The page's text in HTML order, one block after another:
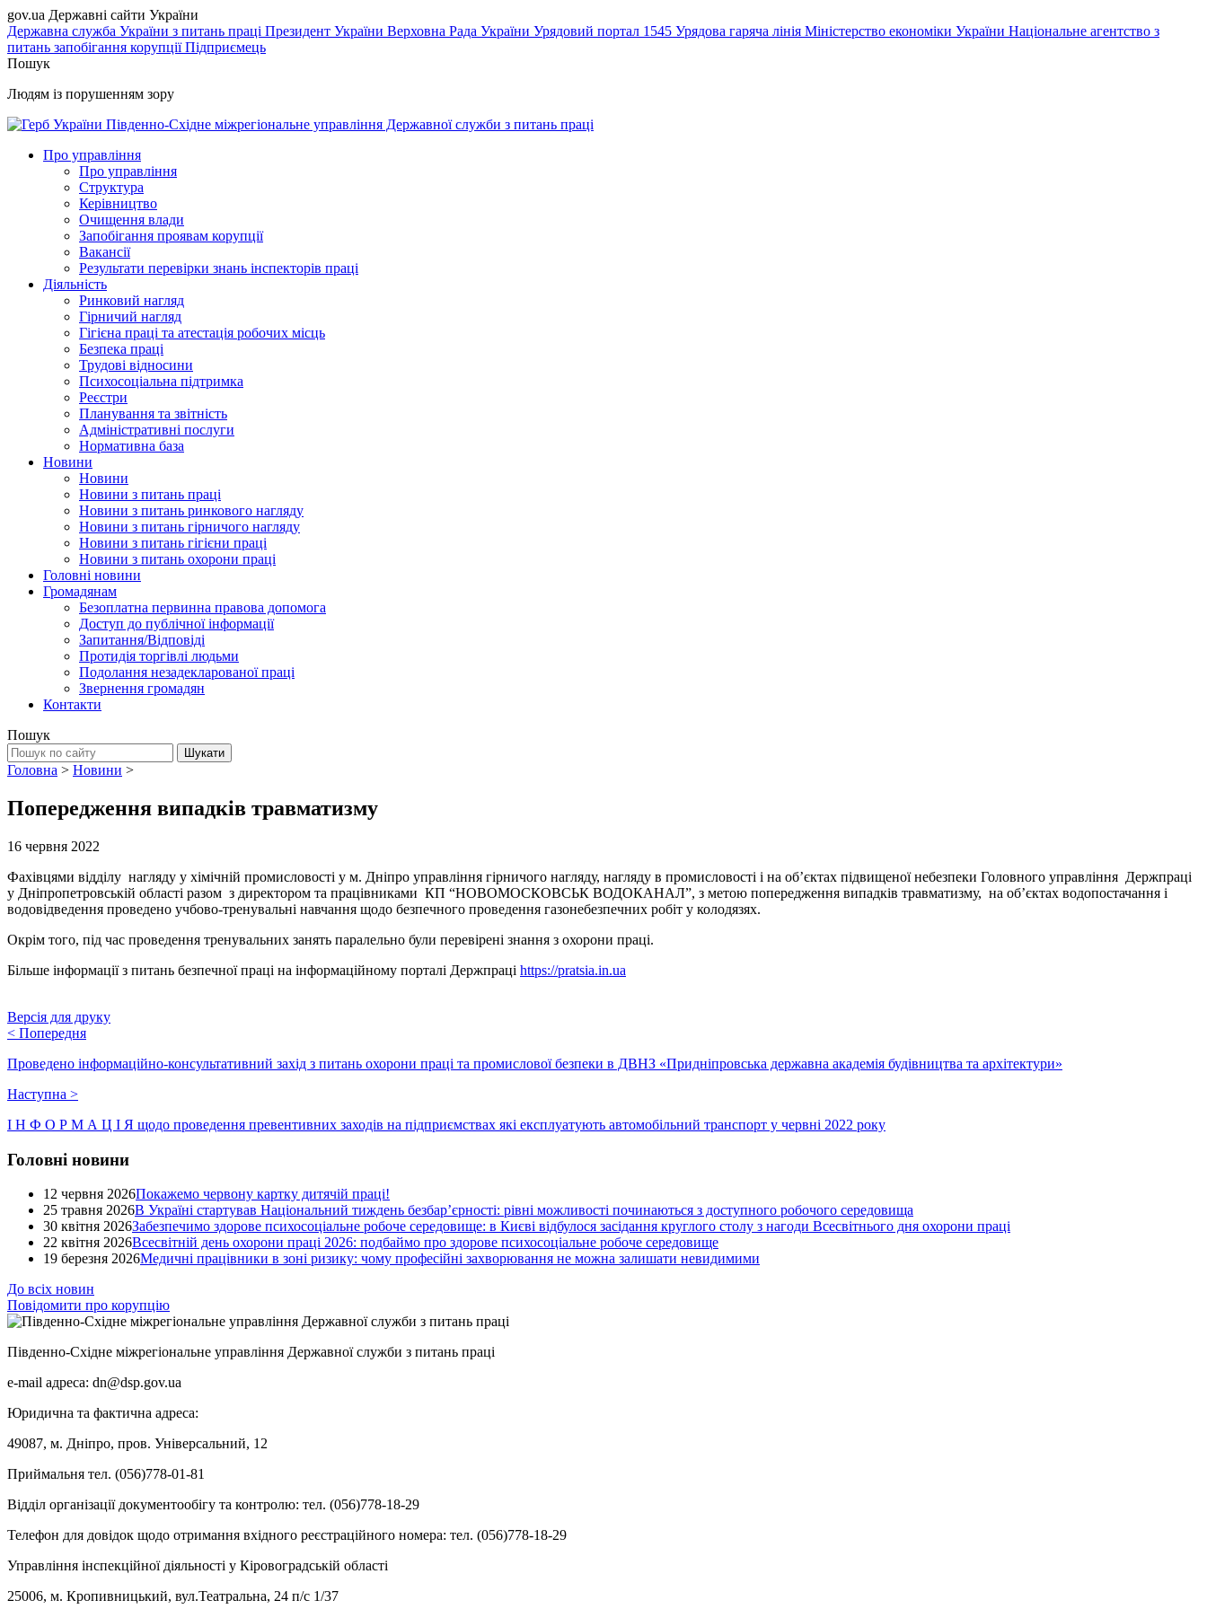
gov.ua Державні сайти України
Державна служба України з питань праці Президент України Верховна Рада України Урядовий портал 1545 Урядова гаряча лінія Міністерство економіки України Національне агентство з
питань запобігання корупціїПідприємець
Пошук
Людям із порушенням зору
Південно-Східне міжрегіональне управління Державної служби з питань праці
Про управління
Про управління
Структура
Керівництво
Очищення влади
Запобігання проявам корупції
Вакансії
Результати перевірки знань інспекторів праці
Діяльність
Ринковий нагляд
Гірничий нагляд
Гігієна праці та атестація робочих місць
Безпека праці
Трудові відносини
Психосоціальна підтримка
Реєстри
Планування та звітність
Адміністративні послуги
Нормативна база
Новини
Новини
Новини з питань праці
Новини з питань ринкового нагляду
Новини з питань гірничого нагляду
Новини з питань гігієни праці
Новини з питань охорони праці
Головні новини
Громадянам
Безоплатна первинна правова допомога
Доступ до публічної інформації
Запитання/Відповіді
Протидія торгівлі людьми
Подолання незадекларованої праці
Звернення громадян
Контакти
Пошук
Головна > Новини >
Попередження випадків травматизму
16 червня 2022
Фахівцями відділу нагляду у хімічній промисловості у м. Дніпро управління гірничого нагляду, нагляду в промисловості і на об’єктах підвищеної небезпеки Головного управління Держпраці
у Дніпропетровській області разом з директором та працівниками КП “НОВОМОСКОВСЬК ВОДОКАНАЛ”, з метою попередження випадків травматизму, на об’єктах водопостачання і
водовідведення проведено учбово-тренувальні навчання щодо безпечного проведення газонебезпечних робіт у колодязях.
Окрім того, під час проведення тренувальних занять паралельно були перевірені знання з охорони праці.
Більше інформації з питань безпечної праці на інформаційному порталі Держпраці https://pratsia.in.ua
Версія для друку
< Попередня
Проведено інформаційно-консультативний захід з питань охорони праці та промислової безпеки в ДВНЗ «Придніпровська державна академія будівництва та архітектури»
Наступна >
І Н Ф О Р М А Ц І Я щодо проведення превентивних заходів на підприємствах які експлуатують автомобільний транспорт у червні 2022 року
Головні новини
12 червня 2026Покажемо червону картку дитячій праці!
25 травня 2026В Україні стартував Національний тиждень безбар’єрності: рівні можливості починаються з доступного робочого середовища
30 квітня 2026Забезпечимо здорове психосоціальне робоче середовище: в Києві відбулося засідання круглого столу з нагоди Всесвітнього дня охорони праці
22 квітня 2026Всесвітній день охорони праці 2026: подбаймо про здорове психосоціальне робоче середовище
19 березня 2026Медичні працівники в зоні ризику: чому професійні захворювання не можна залишати невидимими
До всіх новин
Повідомити про корупцію
Південно-Східне міжрегіональне управління Державної служби з питань праці
e-mail адреса: dn@dsp.gov.ua
Юридична та фактична адреса:
49087, м. Дніпро, пров. Універсальний, 12
Приймальня тел. (056)778-01-81
Відділ організації документообігу та контролю: тел. (056)778-18-29
Телефон для довідок щодо отримання вхідного реєстраційного номера: тел. (056)778-18-29
Управління інспекційної діяльності у Кіровоградській області
25006, м. Кропивницький, вул.Театральна, 24 п/с 1/37